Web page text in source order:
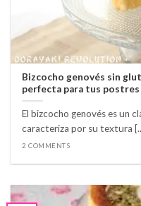
Bizcocho genovés sin
perfecta para tus postres
El bizcocho genovés es un
caracteriza por su textura
2 COMMENTS